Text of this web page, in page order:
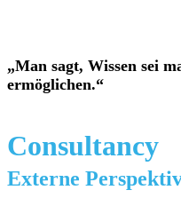
„Man sagt, Wissen sei
ermöglichen.“
Consultancy
Externe